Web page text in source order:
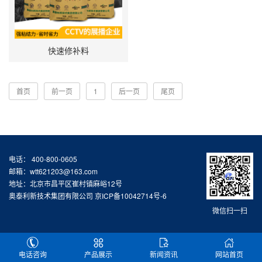
快速修补料
首页 前一页 1 后一页 尾页
微信扫一扫
电话： 400-800-0605
邮箱：wtt621203@163.com
地址：北京市昌平区崔村镇麻峪12号
奥泰利新技术集团有限公司 京ICP备10042714号-6
电话咨询 产品展示 新闻资讯 网站首页